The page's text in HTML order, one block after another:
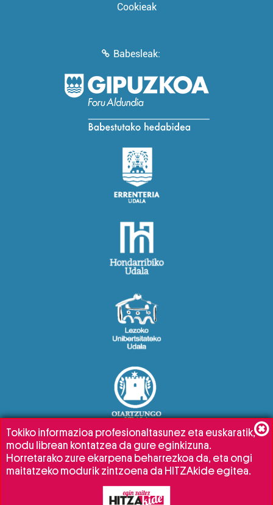
Cookieak
Babesleak:
Tokiko informazioa profesionaltasunez eta euskaratik,
modu librean kontatzea da gure eginkizuna.
Horretarako zure ekarpena beharrezkoa da, eta ongi
maitatzeko modurik zintzoena da HITZAkide egitea.